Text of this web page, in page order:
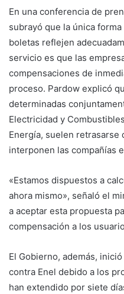
En una conferencia de
subrayó que la única
boletas reflejen
servicio es que las
compensaciones de
proceso. Pardow explicó
determinadas
Electricidad y
Energía, suelen retrasarse
interponen las compañías
«Estamos dispuestos a
ahora mismo», señaló el
a aceptar esta propuesta
compensación a los
El Gobierno, además,
contra Enel debido a los
han extendido por siete